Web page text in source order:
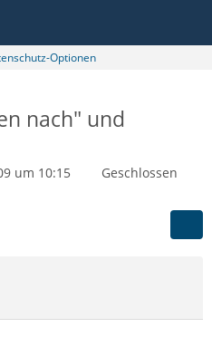
Optionen
nach" und
um 10:15
Geschlossen